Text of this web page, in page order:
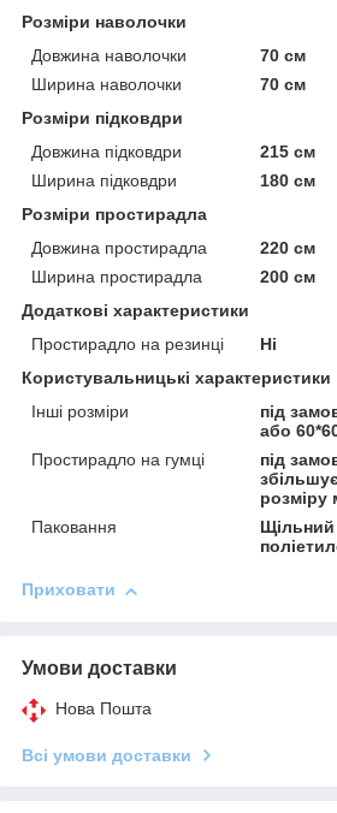
Розміри наволочки
Довжина наволочки
70 см
Ширина наволочки
70 см
Розміри підковдри
Довжина підковдри
215 см
Ширина підковдри
180 см
Розміри простирадла
Довжина простирадла
220 см
Ширина простирадла
200 см
Додаткові характеристики
Простирадло на резинці
Ні
Користувальницькі характеристики
Інші розміри
під
або
Простирадло на гумці
під
розміру
Паковання
Щільний
Приховати
Умови доставки
Нова Пошта
Всі умови доставки